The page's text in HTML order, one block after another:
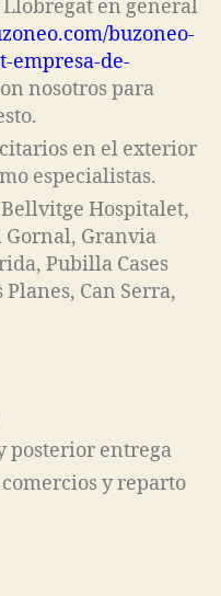
en general
buzoneo-
empresa-de-
nosotros para
en el exterior
especialistas.
Hospitalet,
Gornal, Granvia
Pubilla Cases
Can Serra,
posterior entrega
y reparto